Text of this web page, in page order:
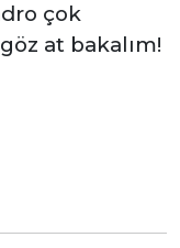
çok
at bakalım!